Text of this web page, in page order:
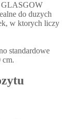
GLASGOW
do duzych
w ktorych liczy
standardowe
cm.